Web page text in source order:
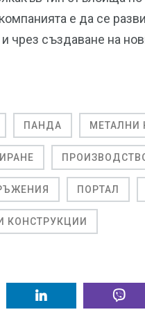
е да се
чрез създаване на
ПАНДА МЕТАЛНИ
ПОРТАЛ
КОНСТРУКЦИИ